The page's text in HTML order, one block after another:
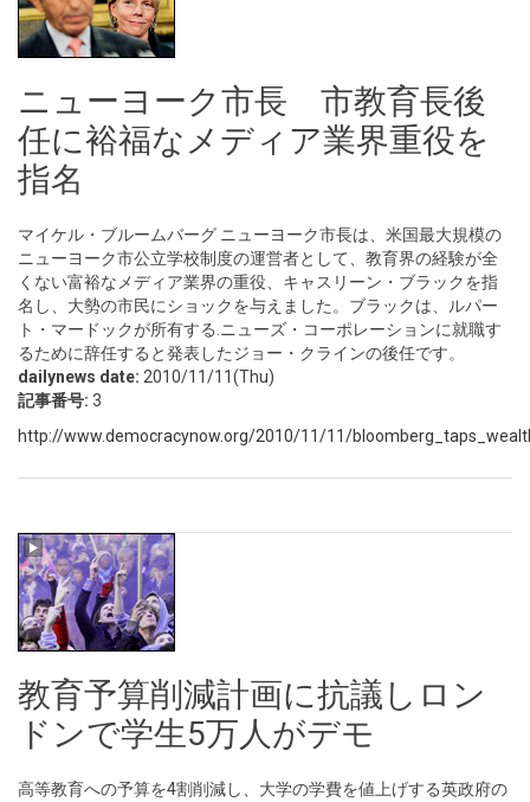
ニューヨーク市長 市教育長後
任に裕福なメディア業界重役を
指名
マイケル・ブルームバーグ ニューヨーク市長は、米国最大規模の
ニューヨーク市公立学校制度の運営者として、教育界の経験が全
くない富裕なメディア業界の重役、キャスリーン・ブラックを指
名し、大勢の市民にショックを与えました。ブラックは、ルパー
ト・マードックが所有する.ニューズ・コーポレーションに就職す
るために辞任すると発表したジョー・クラインの後任です。
dailynews date: 2010/11/11(Thu)
記事番号: 3
http://www.democracynow.org/2010/11/11/
教育予算削減計画に抗議しロン
ドンで学生5万人がデモ
高等教育への予算を4割削減し、大学の学費を値上げする英政府の